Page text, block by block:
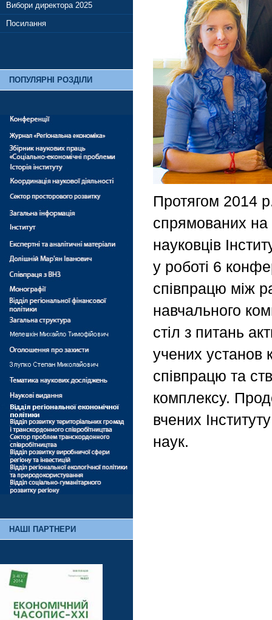
Вибори директора 2025
Посилання
ПОПУЛЯРНІ РОЗДІЛИ
НАШІ ПАРТНЕРИ
Протягом 2014
спрямованих на
науковців
у роботі 6
співпрацю між
навчального
стіл з питань
учених установ
співпрацю та
комплексу.
вчених
наук.